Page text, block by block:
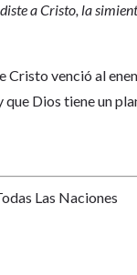
a Cristo, la
Cristo venció al
Dios tiene un
Las Naciones